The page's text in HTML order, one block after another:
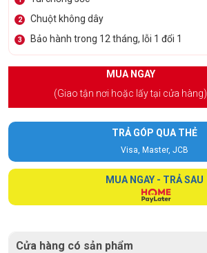
2 Chuột không dây
3 Bảo hành trong 12 tháng, lỗi 1 đổi 1
MUA NGAY
(Giao tận nơi hoặc lấy tại cửa hàng)
TRẢ GÓP QUA THẺ
Visa, Master, JCB
MUA NGAY - TRẢ SAU
Cửa hàng có sản phẩm